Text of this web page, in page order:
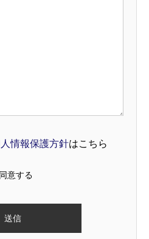
情報保護方針はこちら
意する